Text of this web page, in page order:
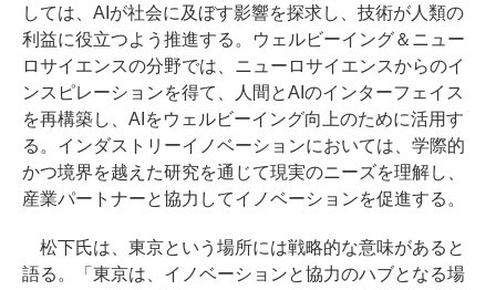
しては、AIが社会に及ぼす影響を探求し、技術が人類の
利益に役立つよう推進する。ウェルビーイング＆ニュー
ロサイエンスの分野では、ニューロサイエンスからのイ
ンスピレーションを得て、人間とAIのインターフェイス
を再構築し、AIをウェルビーイング向上のために活用す
る。インダストリーイノベーションにおいては、学際的
かつ境界を越えた研究を通じて現実のニーズを理解し、
産業パートナーと協力してイノベーションを促進する。
松下氏は、東京という場所には戦略的な意味があると
語る。「東京は、イノベーションと協力のハブとなる場